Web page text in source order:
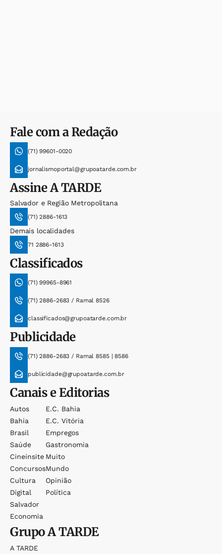
Fale com a Redação
(71) 99601-0020
jornalismoportal@grupoatarde.com.br
AssineA TARDE
Salvador e Região Metropolitana
(71) 2886-1613
Demais localidades
71 2886-1613
Classificados
(71) 99965-8961
(71) 2886-2683 / Ramal 8526
classificados@grupoatarde.com.br
Publicidade
(71) 2886-2683 / Ramal 8585 | 8586
publicidade@grupoatarde.com.br
Canais e Editorias
Autos
Bahia
Brasil
Saúde
Cineinsite
Concursos
Cultura
Digital
Salvador
Economia
E.c. Bahia
E.c. Vitória
Empregos
Gastronomia
Muito
Mundo
Opinião
Política
GrupoA TARDE
A TARDE